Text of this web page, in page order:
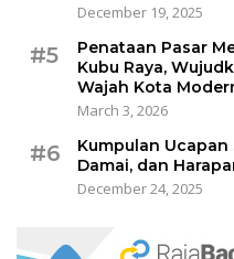
December 19, 2025
#5
Penataan Pasar
Kubu Raya,
Wajah Kota
March 3, 2026
#6
Kumpulan Ucapan
Damai, dan
December 24, 2025